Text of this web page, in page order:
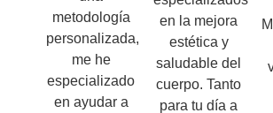
en la mejora
estética y
saludable del
cuerpo. Tanto
para tu día a
metodología
personalizada,
me he
especializado
en ayudar a